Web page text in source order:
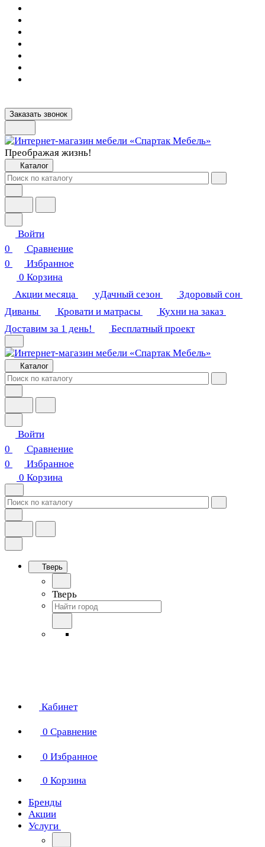
Заказать звонок
Преображая жизнь!
Каталог
Войти
0
Сравнение
0
Избранное
0 Корзина
Акции месяца
уДачный сезон
Здоровый сон
Диваны
Кровати и матрасы
Кухни на заказ
Доставим за 1 день!
Бесплатный проект
Каталог
Войти
0
Сравнение
0
Избранное
0 Корзина
Тверь
Тверь
Кабинет
0 Сравнение
0 Избранное
0 Корзина
Бренды
Акции
Услуги